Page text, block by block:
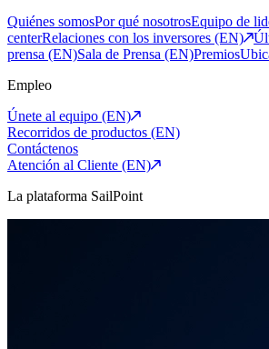
Quiénes somosPor qué nosotrosEquipo de
centerRelaciones con los inversores (EN)
prensa (EN)Sala de Prensa (EN)Premios
Empleo
Únete al equipo (EN)
Recorridos de productos (EN)
Contáctenos
Atención al Cliente (EN)
La plataforma SailPoint